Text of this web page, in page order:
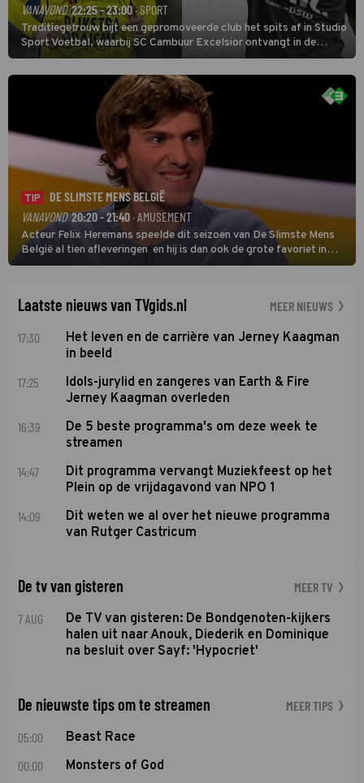
VANAVOND 22:25 - 23:00· SPORT
Traditiegetrouw bijt een gepromoveerde club het spits af in Studio
Sport Voetbal, waarbij SC Cambuur Excelsior ontvangt in de
eerste wedstrijd van het nieuwe Eredivisieseizoen. De nieuwe
oefenmeester is Johan Plat en hij wil aanvallend voetballen.
TIP
DE SLIMSTE MENS BELGIË
VANAVOND 20:20 - 21:40· AMUSEMENT
Acteur Felix Heremans speelde dit seizoen van De Slimste Mens
België al tien afleveringen en hij is dan ook de grote favoriet in
deze seizoensfinale. En er is Nederlandse inbreng, want komiek
Laatste nieuws van TVgids.nl MEER NIEUWS
17:30
Het leven en de carrière van Jerney Kaagman
in beeld
17:25
Idols-jurylid en zangeres van Earth & Fire
Jerney Kaagman overleden
16:39
De 5 beste programma's om deze week te
streamen
14:47
Dit programma vervangt Muziekfeest op het
Plein op de vrijdagavond van NPO 1
14:09
Dit weten we al over het nieuwe programma
van Rutger Castricum
De tv van gisteren MEER TV
7 AUG
De TV van gisteren: De Bondgenoten-kijkers
halen uit naar Anouk, Diederik en Dominique
na besluit over Sayf: 'Hypocriet'
De nieuwste tips om te streamen MEER TIPS
05:00 Beast Race
00:00 Monsters of God